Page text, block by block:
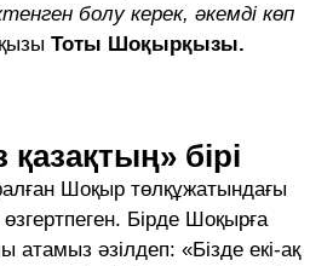
болу керек, әкемді көп
Тоты Шоқырқызы.
қазақтың» бірі
Шоқыр төлқұжатындағы
Бірде Шоқырға
әзілдеп: «Бізде екі-ақ